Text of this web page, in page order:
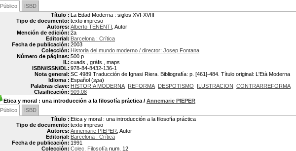
Público
ISBD
Título : La Edad Moderna : siglos XVI-XVIII
Tipo de documento: texto impreso
Autores: Alberto TENENTI , Autor
Mención de edición: 2a
Editorial: Barcelona : Crítica
Fecha de publicación: 2003
Colección: Historia del mundo moderno / director: Josep Fontana
Número de páginas: 500 p
Il.: cuads., gráfs., maps
ISBN/ISSN/DL: 978-84-8432-136-1
Nota general: SC 4989 Traducción de Ignasi Riera. Bibliografía: p. [461]-484. Título original: L'Età Moderna
Idioma : Español (spa)
Palabras clave: HISTORIA MODERNA REFORMA DESPOTISMO ILUSTRACION CONTRARREFORMA
Clasificación: 909.08
Etica y moral : una introducción a la filosofía práctica / Annemarie PIEPER
Público
ISBD
Título : Etica y moral : una introducción a la filosofía práctica
Tipo de documento: texto impreso
Autores: Annemarie PIEPER , Autor
Editorial: Barcelona : Crítica
Fecha de publicación: 1991
Colección: Colec. Filosofía num. 12